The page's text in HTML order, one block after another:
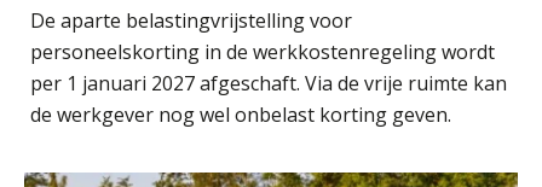
De aparte belastingvrijstelling voor
personeelskorting in de werkkostenregeling wordt
per 1 januari 2027 afgeschaft. Via de vrije ruimte kan
de werkgever nog wel onbelast korting geven.
17
AUG
Markus Verbeek Praehep
20
Module Loonheffingen PDL